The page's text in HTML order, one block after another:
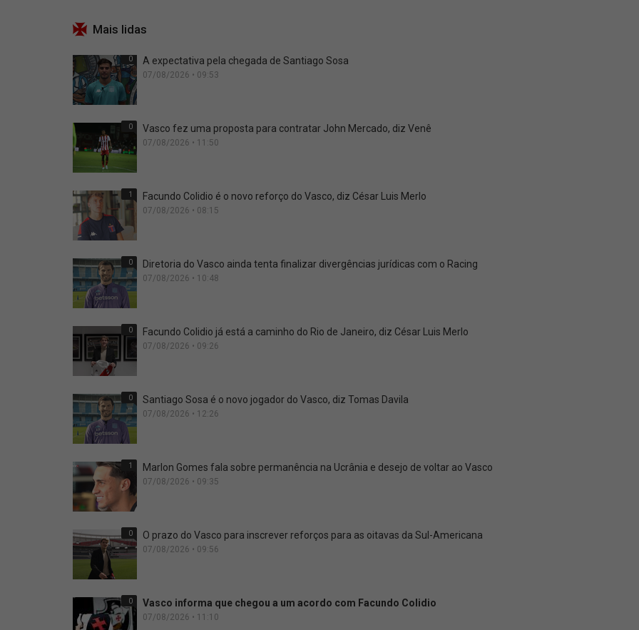
Mais lidas
0 A expectativa pela chegada de Santiago Sosa
07/08/2026 • 09:53
0 Vasco fez uma proposta para contratar John Mercado, diz Venê
07/08/2026 • 11:50
1 Facundo Colidio é o novo reforço do Vasco, diz César Luis Merlo
07/08/2026 • 08:15
0 Diretoria do Vasco ainda tenta finalizar divergências jurídicas com o Racing
07/08/2026 • 10:48
0 Facundo Colidio já está a caminho do Rio de Janeiro, diz César Luis Merlo
07/08/2026 • 09:26
0 Santiago Sosa é o novo jogador do Vasco, diz Tomas Davila
07/08/2026 • 12:26
1 Marlon Gomes fala sobre permanência na Ucrânia e desejo de voltar ao Vasco
07/08/2026 • 09:35
0 O prazo do Vasco para inscrever reforços para as oitavas da Sul-Americana
07/08/2026 • 09:56
0 Vasco informa que chegou a um acordo com Facundo Colidio
07/08/2026 • 11:10